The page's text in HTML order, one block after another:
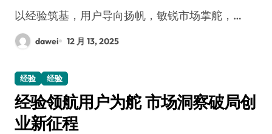
以经验筑基，用户导向扬帆，敏锐市场掌舵，…
dawei 12 月 13, 2025
经验 经验
经验领航用户为舵 市场洞察破局创
业新征程